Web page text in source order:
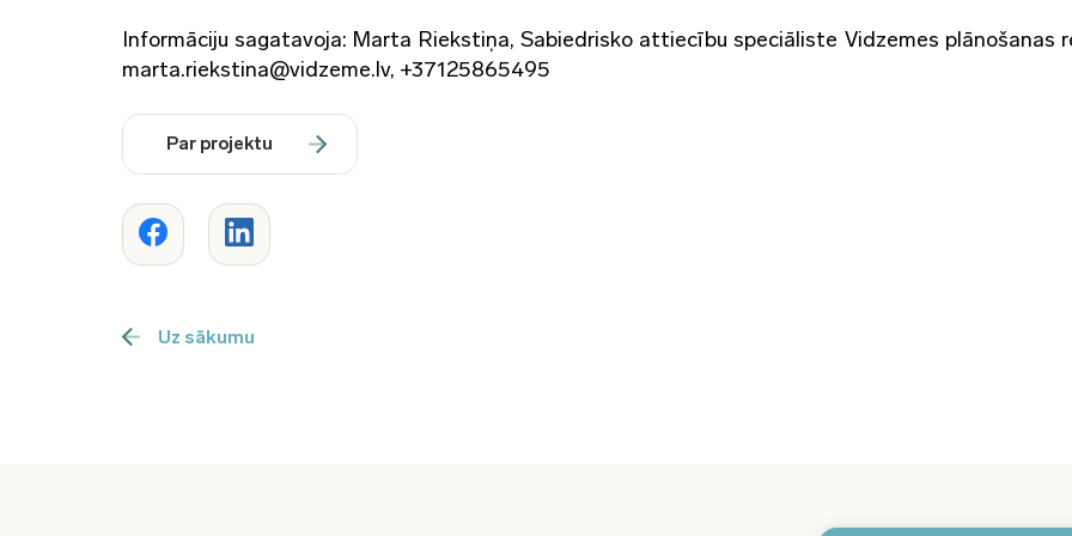
Informāciju sagatavoja: Marta Riekstiņa, Sabiedrisko attiecību speciāliste Vidzemes plānošanas
marta.riekstina@vidzeme.lv, +37125865495
Par projektu
Uz sākumu